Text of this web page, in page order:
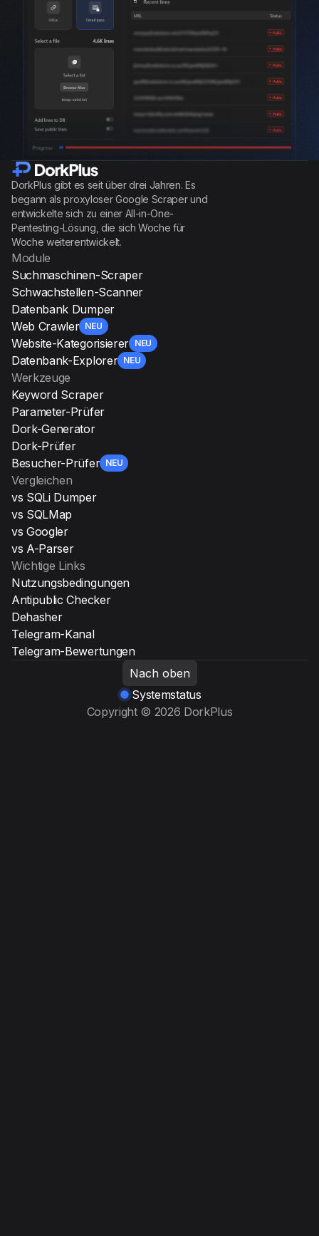
DorkPlus gibt es seit über drei Jahren. Es
begann als proxyloser Google Scraper und
entwickelte sich zu einer All-in-One-
Pentesting-Lösung, die sich Woche für
Woche weiterentwickelt.
Module
Suchmaschinen-Scraper
Schwachstellen-Scanner
Datenbank Dumper
Web Crawler NEU
Website-Kategorisierer NEU
Datenbank-Explorer NEU
Werkzeuge
Keyword Scraper
Parameter-Prüfer
Dork-Generator
Dork-Prüfer
Besucher-Prüfer NEU
Vergleichen
vs SQLi Dumper
vs SQLMap
vs Googler
vs A-Parser
Wichtige Links
Nutzungsbedingungen
Antipublic Checker
Dehasher
Telegram-Kanal
Telegram-Bewertungen
Nach oben
Systemstatus
Copyright © 2026 DorkPlus